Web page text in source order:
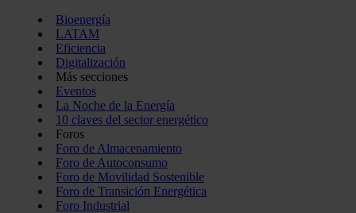
Bioenergía
LATAM
Eficiencia
Digitalización
Más secciones
Eventos
La Noche de la Energía
10 claves del sector energético
Foros
Foro de Almacenamiento
Foro de Autoconsumo
Foro de Movilidad Sostenible
Foro de Transición Energética
Foro Industrial